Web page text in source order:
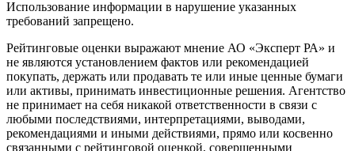
Использование информации в нарушение указанных
требований запрещено.
Рейтинговые оценки выражают мнение АО «Эксперт РА» и
не являются установлением фактов или рекомендацией
покупать, держать или продавать те или иные ценные бумаги
или активы, принимать инвестиционные решения. Агентство
не принимает на себя никакой ответственности в связи с
любыми последствиями, интерпретациями, выводами,
рекомендациями и иными действиями, прямо или косвенно
связанными с рейтинговой оценкой, совершенными